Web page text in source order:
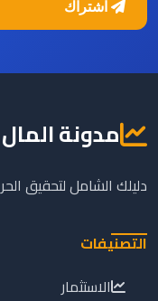
مدونة
دليلك الشامل لتحقيق
التصنيفات
الاستثمار